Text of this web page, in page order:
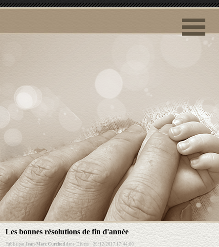
Les bonnes résolutions de fin d'année
Publié parJean-Marc Curchod dansDivers · 29/12/2017 17:44:00